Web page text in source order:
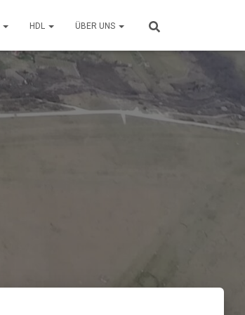
HDL ÜBER UNS